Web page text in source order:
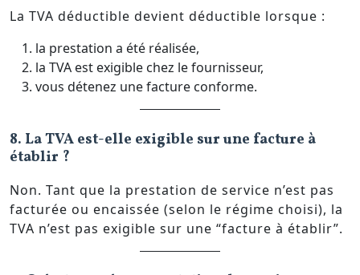
La TVA déductible devient déductible lorsque :
la prestation a été réalisée,
la TVA est exigible chez le fournisseur,
vous détenez une facture conforme.
8. La TVA est-elle exigible sur une facture à
établir ?
Non. Tant que la prestation de service n’est pas
facturée ou encaissée (selon le régime choisi), la
TVA n’est pas exigible sur une “facture à établir”.